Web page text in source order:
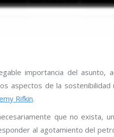
importancia del asunto,
aspectos de la
Rifkin.
que no exista,
al agotamiento del